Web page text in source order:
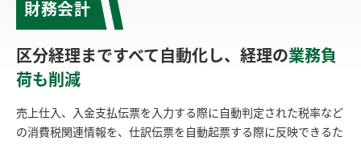
財務会計
区分経理まですべて自動化し、経理の業務負
荷も削減
売上仕入、入金支払伝票を入力する際に自動判定された税率など
の消費税関連情報を、仕訳伝票を自動起票する際に反映できるた